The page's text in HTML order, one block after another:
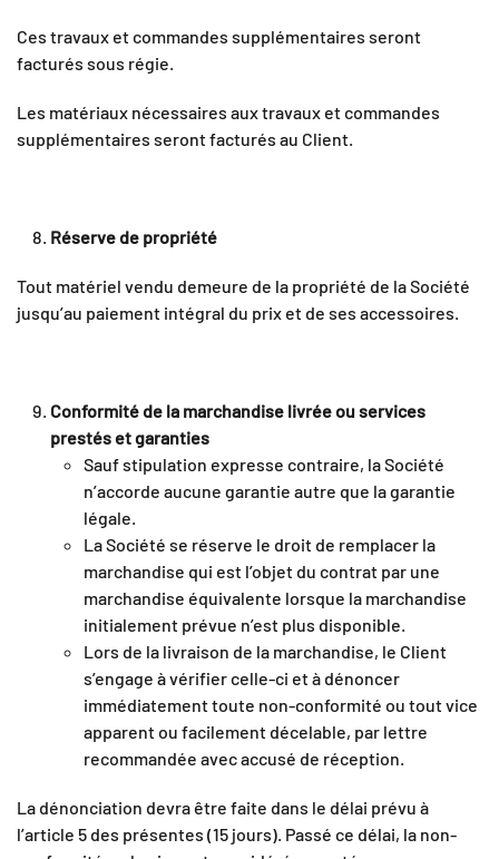
Ces travaux et commandes supplémentaires seront
facturés sous régie.
Les matériaux nécessaires aux travaux et commandes
supplémentaires seront facturés au Client.
Réserve de propriété
Tout matériel vendu demeure de la propriété de la Société
jusqu’au paiement intégral du prix et de ses accessoires.
Conformité de la marchandise livrée ou services
prestés et garanties
Sauf stipulation expresse contraire, la Société
n’accorde aucune garantie autre que la garantie
légale.
La Société se réserve le droit de remplacer la
marchandise qui est l’objet du contrat par une
marchandise équivalente lorsque la marchandise
initialement prévue n’est plus disponible.
Lors de la livraison de la marchandise, le Client
s’engage à vérifier celle-ci et à dénoncer
immédiatement toute non-conformité ou tout vice
apparent ou facilement décelable, par lettre
recommandée avec accusé de réception.
La dénonciation devra être faite dans le délai prévu à
l’article 5 des présentes (15 jours). Passé ce délai, la non-